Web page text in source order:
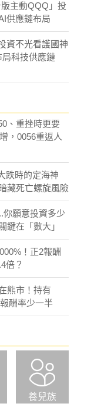
主動QQQ」投
供應鏈布局
資不光看護國神
科技供應鏈
、重挫時更要
，0056重返人
跌時的定海神
藏死亡螺旋風險
你願意投資多少
鍵在「數大」
！正2報酬
倍？
熊市！持有
酬率少一半
養兒族